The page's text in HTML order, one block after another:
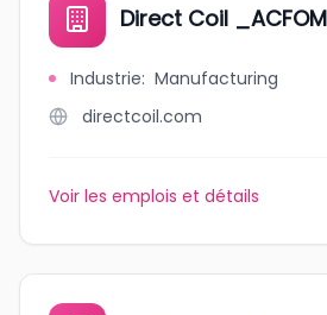
Direct Coil
Industrie: Manufacturing
directcoil.com
Voir les emplois et détails